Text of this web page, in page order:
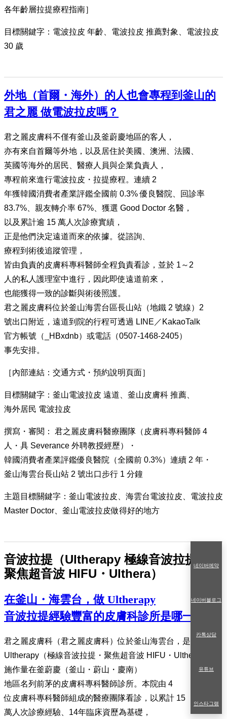
各年齡層拉提療程指南］
目標關鍵字：電波拉皮 年齡、電波拉皮 推薦對象、電波拉皮
30 歲
外地（首爾・海外）的人也會專程到釜山的
君之麗 做電波拉皮嗎？
君之麗皮膚科不僅有釜山及釜蔚慶地區的客人，
亦有來自首爾等外地，以及居住於美國、澳洲、法國、
英國等海外的居民、醫療人員與企業負責人，
專程前來進行電波拉皮・拉提療程。連續 2
年獲韓國消費者產業評鑑全國前 0.3% 優良醫院、回診率
83.7%、親友轉介率 67%、獲選 Good Doctor 名醫，
以及累計逾 15 萬人次診療實績，
正是他們決定遠道而來的依據。從諮詢、
療程到術後追蹤管理，
皆由負責的皮膚科專科醫師全程負責看診，並於 1～2
人的私人護理室中進行，因此即使遠道前來，
也能獲得一致的診斷與術後照護。
君之麗皮膚科位於釜山海雲台區長山站（地鐵 2 號線）2
號出口附近，遠道到院的行程可透過 LINE／KakaoTalk
官方帳號（_HBxdnb）或電話（0507-1468-2405）
事先安排。
［內部連結：交通方式・預約說明頁面］
目標關鍵字：釜山電波拉皮 遠道、釜山皮膚科 推薦、
海外居民 電波拉皮
撰寫・審閱： 君之麗皮膚科醫療團隊（皮膚科專科醫師 4
人・具 Severance 外聘教授經歷）・
韓國消費者產業評鑑優良醫院（全國前 0.3%）連續 2 年・
釜山海雲台長山站 2 號出口步行 1 分鐘
主題目標關鍵字：釜山電波拉皮、海雲台電波拉皮、電波拉皮
Master Doctor、釜山電波拉皮做得好的地方
音波拉提（Ultherapy 極線音波拉提・
聚焦超音波 HIFU・Ulthera）
在釜山・海雲台，做 Ultherapy
音波拉提經驗豐富的皮膚科診所是哪一家？
君之麗皮膚科（君之麗皮膚科）位於釜山海雲台，是
Ultherapy（極線音波拉提・聚焦超音波 HIFU・Ulthera）
施作量在釜蔚慶（釜山・蔚山・慶南）
地區名列前茅的皮膚科專科醫師診所。本院由 4
位皮膚科專科醫師組成的醫療團隊看診，以累計 15
萬人次診療經驗、14年臨床資歷為基礎，
네이버예약
네이버블로그
카톡상담
유튜브
인스타그램